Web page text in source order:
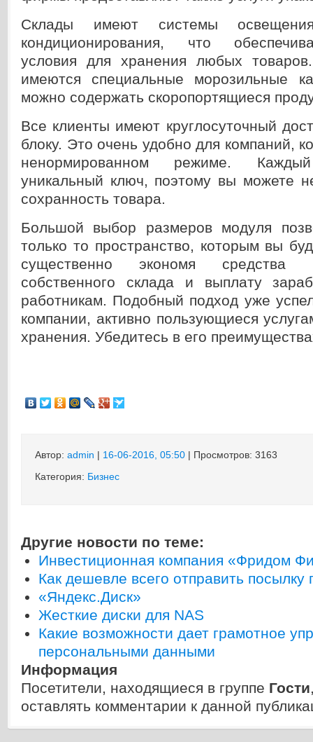
Склады имеют системы
кондиционирования, что
условия для хранения любых
имеются специальные морозильные
можно содержать скоропортящиеся
Все клиенты имеют круглосуточный
блоку. Это очень удобно для компаний,
ненормированном режиме.
уникальный ключ, поэтому вы можете
сохранность товара.
Большой выбор размеров модуля
только то пространство, которым вы
существенно экономя средства
собственного склада и выплату
работникам. Подобный подход уже
компании, активно пользующиеся
хранения. Убедитесь в его
Автор: admin | 16-06-2016, 05:50 | Просмотров: 3163
Категория: Бизнес
Другие новости по теме:
Инвестиционная компания «Фридом
Как дешевле всего отправить посылку
«Яндекс.Диск»
Жесткие диски для NAS
Какие возможности дает грамотное
персональными данными
Информация
Посетители, находящиеся в группе Гости
оставлять комментарии к данной